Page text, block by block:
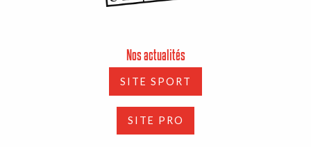
Nos actualités
SITE SPORT
SITE PRO